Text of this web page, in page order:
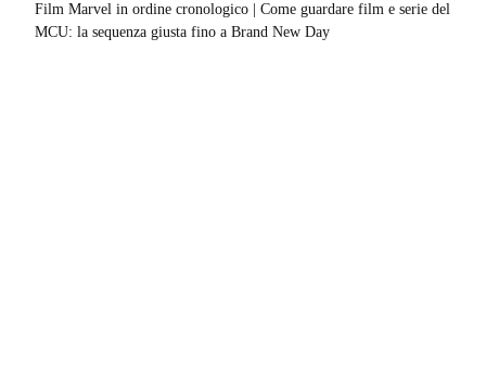
Film Marvel in ordine cronologico | Come guardare film e serie del
MCU: la sequenza giusta fino a Brand New Day